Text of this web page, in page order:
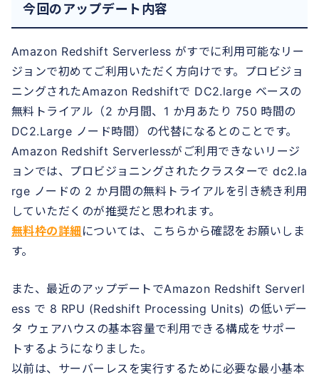
今回のアップデート内容
Amazon Redshift Serverless がすでに利用可能なリー
ジョンで初めてご利用いただく方向けです。プロビジョ
ニングされたAmazon Redshiftで DC2.large ベースの
無料トライアル（2 か月間、1 か月あたり 750 時間の
DC2.Large ノード時間）の代替になるとのことです。
Amazon Redshift Serverlessがご利用できないリージ
ョンでは、プロビジョニングされたクラスターで dc2.la
rge ノードの 2 か月間の無料トライアルを引き続き利用
していただくのが推奨だと思われます。
無料枠の詳細 については、こちらから確認をお願いしま
す。
また、最近のアップデートでAmazon Redshift Serverl
ess で 8 RPU (Redshift Processing Units) の低いデー
タ ウェアハウスの基本容量で利用できる構成をサポー
トするようになりました。
以前は、サーバーレスを実行するために必要な最小基本